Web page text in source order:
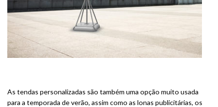
As tendas personalizadas são também uma opção muito usada
para a temporada de verão, assim como as lonas publicitárias, os